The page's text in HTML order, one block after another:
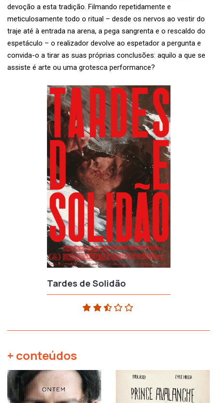
Tardes de Solidão
devoção a esta tradição. Filmando repetidamente e
meticulosamente todo o ritual – desde os nervos ao vestir do
traje até à entrada na arena, a pega sangrenta e o rescaldo do
espetáculo – o realizador devolve ao espetador a pergunta e
convida-o a tirar as suas próprias conclusões: aquilo a que se
assiste é arte ou uma grotesca performance?
+ conteúdos